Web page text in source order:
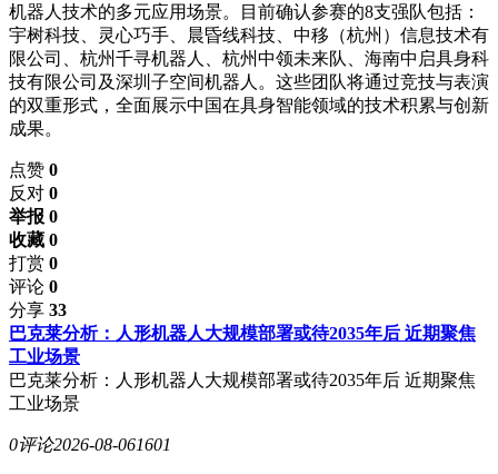
机器人技术的多元应用场景。目前确认参赛的8支强队包括：
宇树科技、灵心巧手、晨昏线科技、中移（杭州）信息技术有
限公司、杭州千寻机器人、杭州中领未来队、海南中启具身科
技有限公司及深圳子空间机器人。这些团队将通过竞技与表演
的双重形式，全面展示中国在具身智能领域的技术积累与创新
成果。
点赞 0
反对 0
举报 0
收藏 0
打赏 0
评论 0
分享 33
巴克莱分析：人形机器人大规模部署或待2035年后 近期聚焦
工业场景
巴克莱分析：人形机器人大规模部署或待2035年后 近期聚焦
工业场景
0评论2026-08-061601